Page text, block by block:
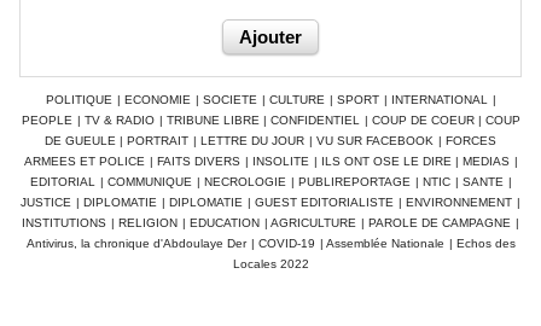
POLITIQUE | ECONOMIE | SOCIETE | CULTURE | SPORT | INTERNATIONAL
|
PEOPLE | TV & RADIO | TRIBUNE LIBRE | CONFIDENTIEL | COUP DE COEUR | COUP
DE GUEULE | PORTRAIT | LETTRE DU JOUR | VU SUR FACEBOOK | FORCES
ARMEES ET POLICE | FAITS DIVERS | INSOLITE | ILS ONT OSE LE DIRE | MEDIAS |
EDITORIAL
| COMMUNIQUE | NECROLOGIE | PUBLIREPORTAGE | NTIC | SANTE |
JUSTICE | DIPLOMATIE | DIPLOMATIE | GUEST EDITORIALISTE | ENVIRONNEMENT |
INSTITUTIONS | RELIGION | EDUCATION | AGRICULTURE | PAROLE DE CAMPAGNE |
Antivirus, la chronique d'Abdoulaye Der | COVID-19 | Assemblée Nationale | Echos des
Locales 2022